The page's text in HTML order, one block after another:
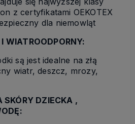
z certyfikatami OEKOTEX
dla niemowląt
WIATROODPORNY:
są jest idealne na złą
wiatr, deszcz, mrozy,
SKÓRY DZIECKA ,